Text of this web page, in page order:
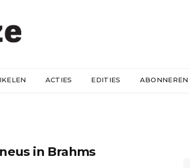
ACTIES EDITIES ABONNEREN
in Brahms